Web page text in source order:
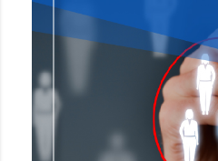
, operacionalizamos todo
o processo de
fornecedores,
cumprimento de